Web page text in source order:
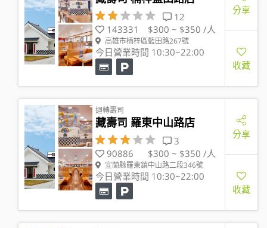
12
143331
$300 ~ $350 /人
高雄市楠梓區藍田路267號
今日營業時間 10:30~22:00
分享
收藏
迴轉壽司
藏壽司 羅東中山路店
3
90886
$300 ~ $350 /人
宜蘭縣羅東鎮中山路二段346號
今日營業時間 10:30~22:00
分享
收藏